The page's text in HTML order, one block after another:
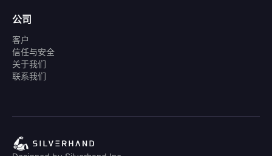
公司
客户
信任与安全
关于我们
联系我们